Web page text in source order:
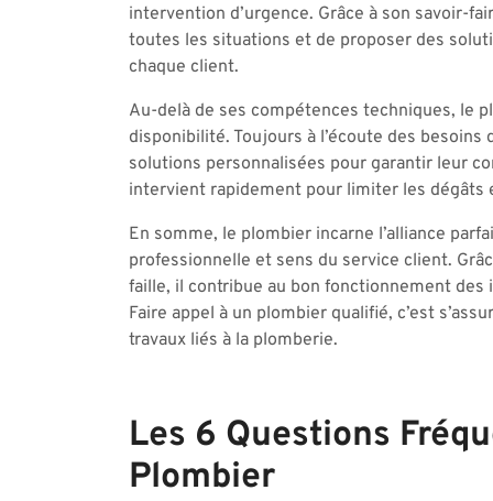
intervention d’urgence. Grâce à son savoir-
toutes les situations et de proposer des
chaque client.
Au-delà de ses compétences techniques, le
disponibilité. Toujours à l’écoute des
solutions personnalisées pour garantir leur
intervient rapidement pour limiter les dégâts
En somme, le plombier incarne l’alliance
professionnelle et sens du service client.
faille, il contribue au bon fonctionnement
Faire appel à un plombier qualifié, c’est
travaux liés à la plomberie.
Les 6 Questions
Plombier